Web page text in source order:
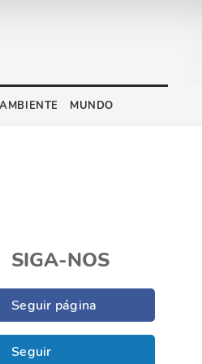
MUNDO
SIGA-NOS
Seguir página
Seguir